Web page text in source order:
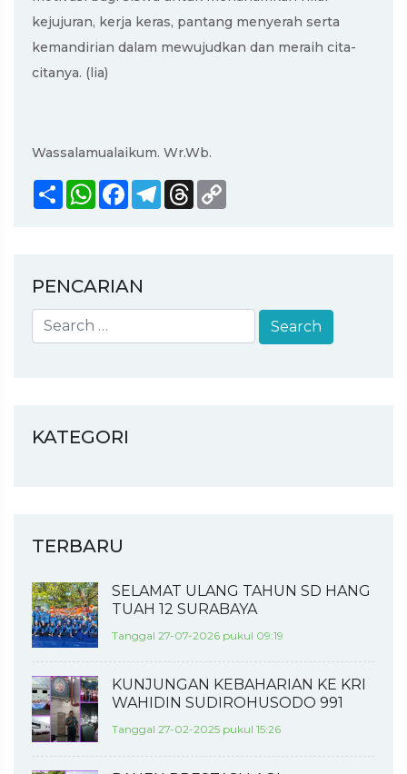
kejujuran, kerja keras, pantang menyerah serta
kemandirian dalam mewujudkan dan meraih cita-
citanya. (lia)
Wassalamualaikum. Wr.Wb.
ShareWhatsApp
FacebookTelegram
Threads
PENCARIAN
KATEGORI
TERBARU
SELAMAT ULANG TAHUN SD HANG
TUAH 12 SURABAYA
Tanggal 27-07-2026 pukul 09:19
KUNJUNGAN KEBAHARIAN KE KRI
WAHIDIN SUDIROHUSODO 991
Tanggal 27-02-2025 pukul 15:26